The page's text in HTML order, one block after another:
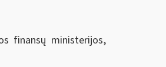
finansų ministerijos,